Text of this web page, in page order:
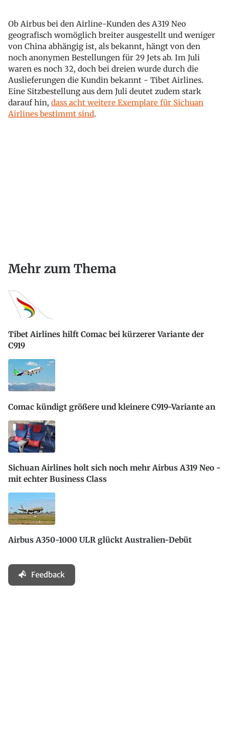
Ob Airbus bei den Airline-Kunden des A319 Neo
geografisch womöglich breiter ausgestellt und weniger
von China abhängig ist, als bekannt, hängt von den
noch anonymen Bestellungen für 29 Jets ab. Im Juli
waren es noch 32, doch bei dreien wurde durch die
Auslieferungen die Kundin bekannt - Tibet Airlines.
Eine Sitzbestellung aus dem Juli deutet zudem stark
darauf hin, dass acht weitere Exemplare für Sichuan
Airlines bestimmt sind.
Mehr zum Thema
Tibet Airlines hilft Comac bei kürzerer Variante der
C919
Comac kündigt größere und kleinere C919-Variante an
Sichuan Airlines holt sich noch mehr Airbus A319 Neo -
mit echter Business Class
Airbus A350-1000 ULR glückt Australien-Debüt
Feedback